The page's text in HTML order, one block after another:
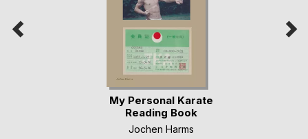
My Personal Karate
Reading Book
Jochen Harms